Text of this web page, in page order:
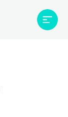
Projetos